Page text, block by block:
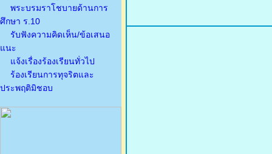
พระบรมราโชบายด้านการ
ศึกษา ร.10
รับฟังความคิดเห็น/ข้อเสนอ
แนะ
แจ้งเรื่องร้องเรียนทั่วไป
ร้องเรียนการทุจริตและ
ประพฤติมิชอบ